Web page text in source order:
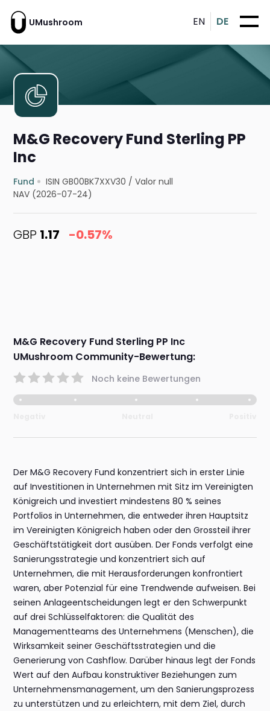
UMushroom EN DE
M&G Recovery Fund Sterling PP
Inc
Fund ISIN GB00BK7XXV30 /Valor null
NAV (2026-07-24)
GBP 1.17 -0.57%
M&G Recovery Fund Sterling PP Inc
UMushroom Community-Bewertung:
Noch keine Bewertungen
Der M&G Recovery Fund konzentriert sich in erster Linie
auf Investitionen in Unternehmen mit Sitz im Vereinigten
Königreich und investiert mindestens 80 % seines
Portfolios in Unternehmen, die entweder ihren Hauptsitz
im Vereinigten Königreich haben oder den Grossteil ihrer
Geschäftstätigkeit dort ausüben. Der Fonds verfolgt eine
Sanierungsstrategie und konzentriert sich auf
Unternehmen, die mit Herausforderungen konfrontiert
waren, aber Potenzial für eine Trendwende aufweisen. Bei
seinen Anlageentscheidungen legt er den Schwerpunkt
auf drei Schlüsselfaktoren: die Qualität des
Managementteams des Unternehmens (Menschen), die
Wirksamkeit seiner Geschäftsstrategien und die
Generierung von Cashflow. Darüber hinaus legt der Fonds
Wert auf den Aufbau konstruktiver Beziehungen zum
Unternehmensmanagement, um den Sanierungsprozess
zu unterstützen und zu erleichtern, mit dem Ziel, durch